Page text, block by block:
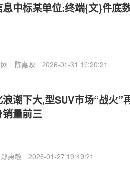
息中标某单位:终端{文}件底
陈嘉映 2026-01-31 19:20:21
浪潮下大,型SUV市场“战火”
量前三
郑惠敏 2026-01-27 19:49:21